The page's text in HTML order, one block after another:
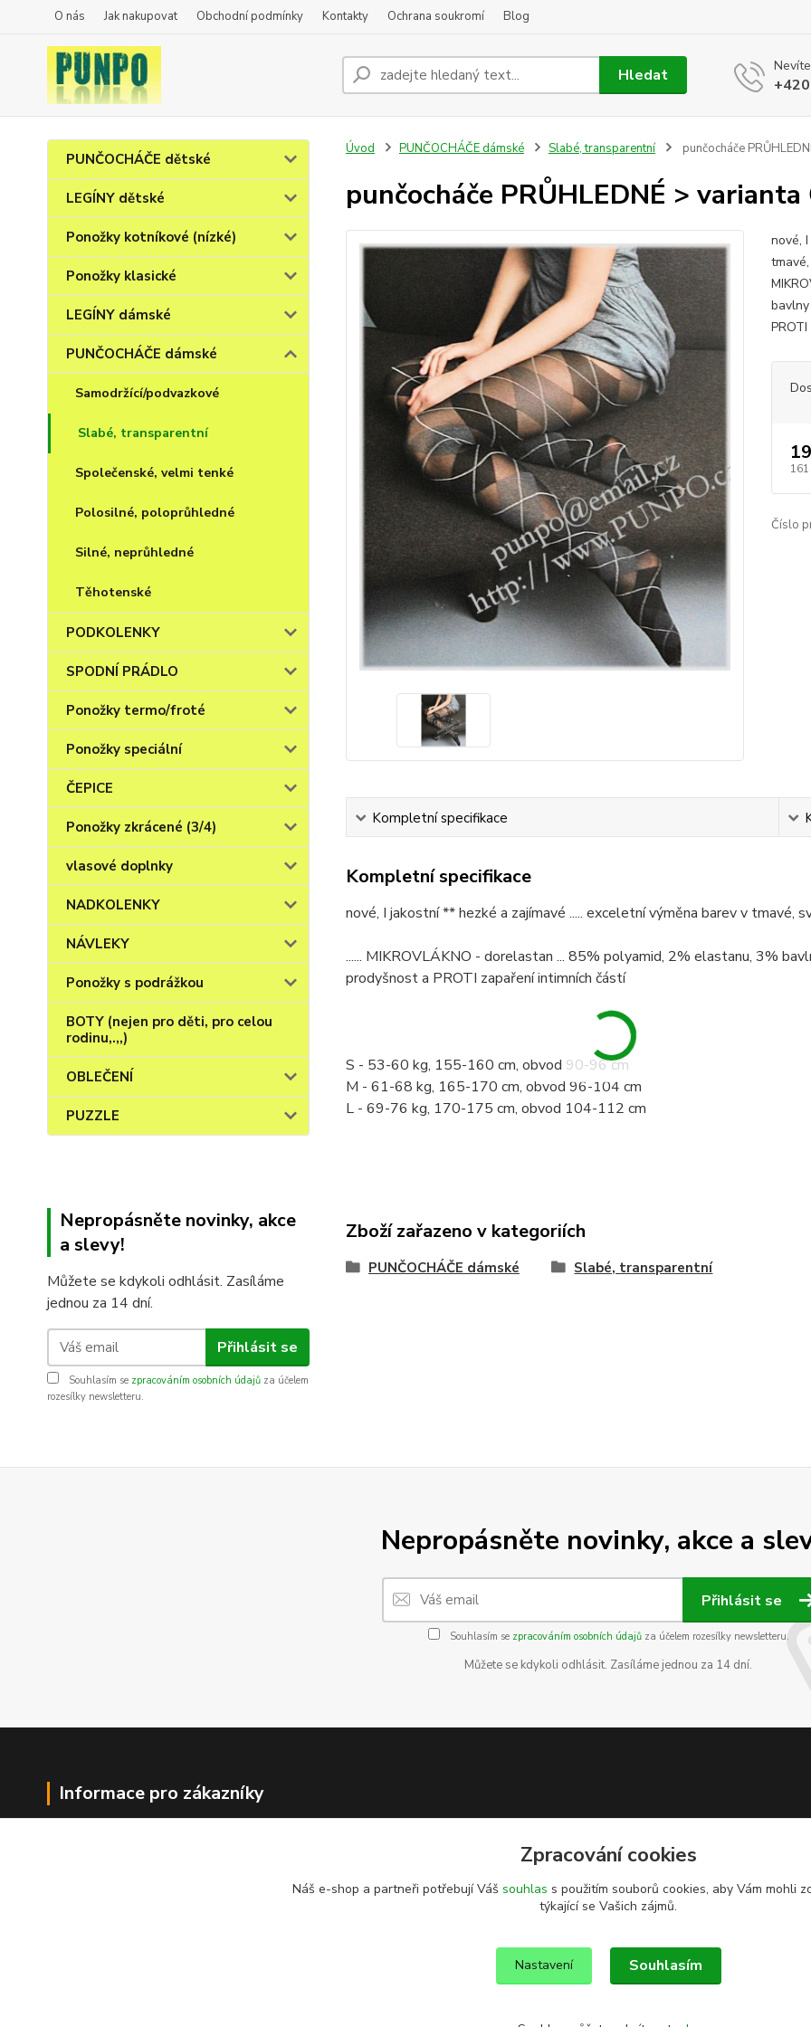
O nás Jak nakupovat Obchodní podmínky Kontakty Ochrana soukromí Blog
Hledat
PUNČOCHÁČE dětské
LEGÍNY dětské
Ponožky kotníkové (nízké)
Ponožky klasické
LEGÍNY dámské
PUNČOCHÁČE dámské
Samodržící/podvazkové
Slabé, transparentní
Společenské, velmi tenké
Polosilné, poloprůhledné
Silné, neprůhledné
Těhotenské
PODKOLENKY
SPODNÍ PRÁDLO
Ponožky termo/froté
Ponožky speciální
ČEPICE
Ponožky zkrácené (3/4)
vlasové doplnky
NADKOLENKY
NÁVLEKY
Ponožky s podrážkou
BOTY (nejen pro děti, pro celou
rodinu,.,,)
OBLEČENÍ
PUZZLE
Nepropásněte novinky, akce
a slevy!
Můžete se kdykoli odhlásit. Zasíláme
jednou za 14 dní.
Přihlásit se
Souhlasím se zpracováním osobních údajů za účelem
rozesílky newsletteru.
Úvod PUNČOCHÁČE dámské Slabé, transparentní punčocháče
punčocháče PRŮHLEDNÉ >
nové,
161
Číslo
Kompletní specifikace
Kompletní specifikace
nové, I jakostní ** hezké a zajímavé ..... exceletní výměna barev v
...... MIKROVLÁKNO - dorelastan ... 85% polyamid, 2% elastanu, 3%
prodyšnost a PROTI zapaření intimních částí
S - 53-60 kg, 155-160 cm, obvod 90-96 cm
M - 61-68 kg, 165-170 cm, obvod 96-104 cm
L - 69-76 kg, 170-175 cm, obvod 104-112 cm
Zboží zařazeno v kategoriích
PUNČOCHÁČE dámské Slabé, transparentní
Nepropásněte novinky, akce a
Přihlásit se
Souhlasím se zpracováním osobních údajůza účelem rozesílky newsletteru.
Můžete se kdykoli odhlásit. Zasíláme jednou za 14 dní.
Informace pro zákazníky
Zpracování cookies
Náš e-shop a partneři potřebují Váš souhlas s použitím souborů cookies, aby Vám mohli
týkající se Vašich zájmů.
Nastavení Souhlasím